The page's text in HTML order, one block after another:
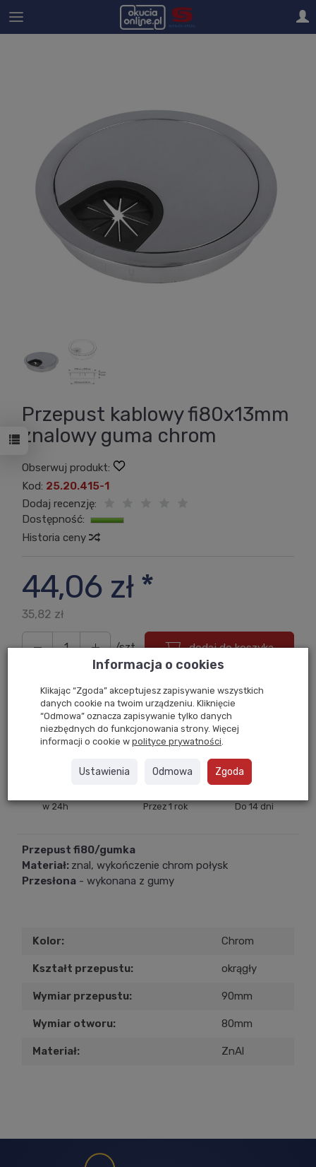
Przepust kablowy fi80x13mm
znalowy guma chrom
Obserwuj produkt:
Kod: 25.20.415-1
Dodaj recenzję:
Dostępność:
Historia ceny
44,06 zł *
35,82 zł
/szt. dodaj do koszyka
Zapytaj o cenę hurtową
w 24h Przez 1 rok Do 14 dni
Przepust fi80/gumka
Materiał: znal, wykończenie chrom połysk
Przesłona - wykonana z gumy
Kolor: Chrom
Kształt przepustu: okrągły
Wymiar przepustu: 90mm
Wymiar otworu: 80mm
Materiał: ZnAl
Informacja o cookies
Klikając “Zgoda” akceptujesz zapisywanie wszystkich
danych cookie na twoim urządzeniu. Kliknięcie
“Odmowa” oznacza zapisywanie tylko danych
niezbędnych do funkcjonowania strony. Więcej
informacji o cookie w polityce prywatności.
Ustawienia Odmowa Zgoda